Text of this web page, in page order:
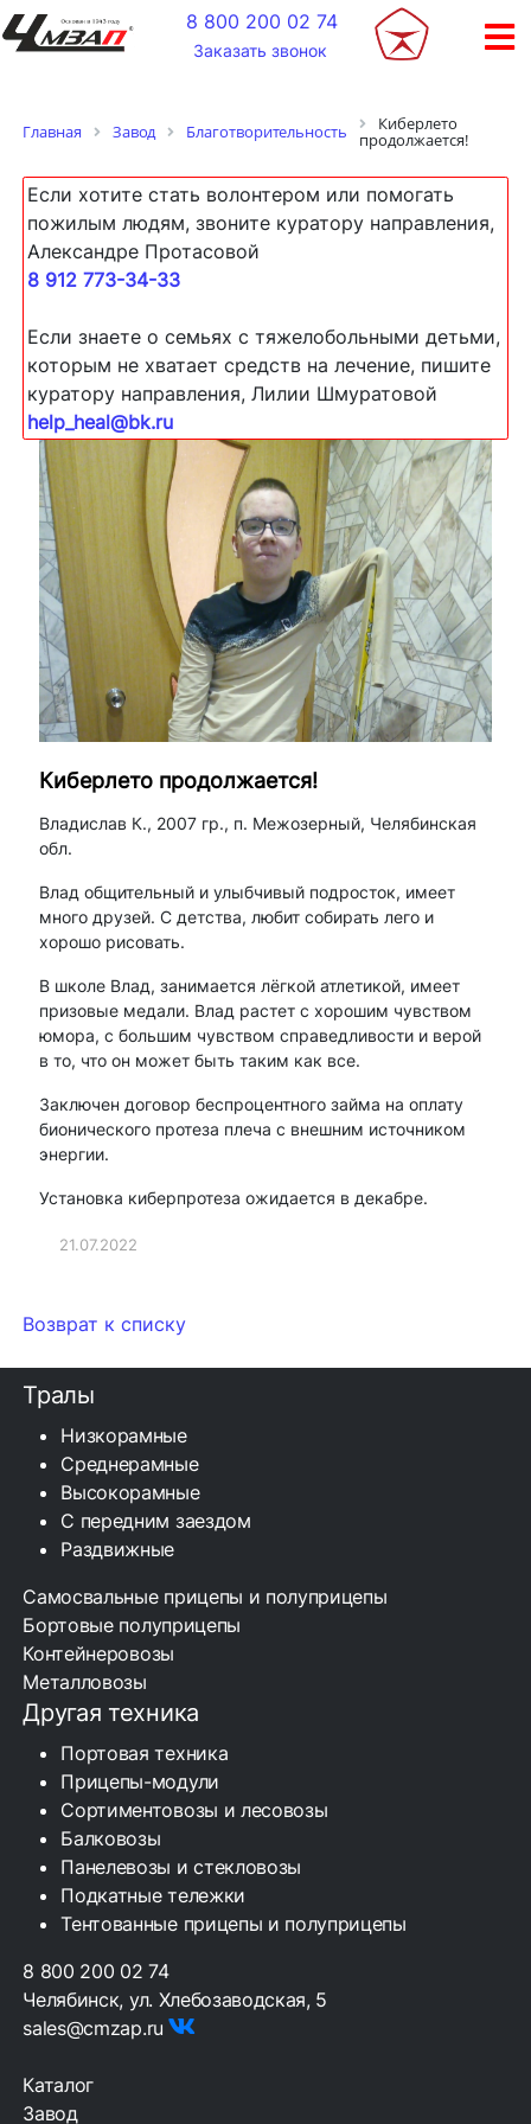
8 800 200 02 74
Заказать звонок
Главная Завод Благотворительность Киберлето
продолжается!
Если хотите стать волонтером или помогать
пожилым людям, звоните куратору направления,
Александре Протасовой
8 912 773-34-33
Если знаете о семьях с тяжелобольными детьми,
которым не хватает средств на лечение, пишите
куратору направления, Лилии Шмуратовой
help_heal@bk.ru
Киберлето продолжается!
Владислав К., 2007 гр., п. Межозерный, Челябинская
обл.
Влад общительный и улыбчивый подросток, имеет
много друзей. С детства, любит собирать лего и
хорошо рисовать.
В школе Влад, занимается лёгкой атлетикой, имеет
призовые медали. Влад растет с хорошим чувством
юмора, с большим чувством справедливости и верой
в то, что он может быть таким как все.
Заключен договор беспроцентного займа на оплату
бионического протеза плеча с внешним источником
энергии.
Установка киберпротеза ожидается в декабре.
21.07.2022
Возврат к списку
Тралы
Низкорамные
Среднерамные
Высокорамные
С передним заездом
Раздвижные
Самосвальные прицепы и полуприцепы
Бортовые полуприцепы
Контейнеровозы
Металловозы
Другая техника
Портовая техника
Прицепы-модули
Сортиментовозы и лесовозы
Балковозы
Панелевозы и стекловозы
Подкатные тележки
Тентованные прицепы и полуприцепы
8 800 200 02 74
Челябинск, ул. Хлебозаводская, 5
sales@cmzap.ru
Каталог
Завод